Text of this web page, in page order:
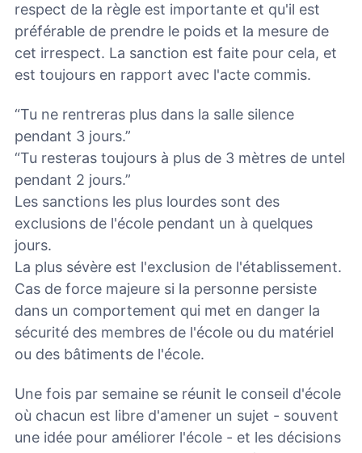
respect de la règle est importante et qu'il est
préférable de prendre le poids et la mesure de
cet irrespect. La sanction est faite pour cela, et
est toujours en rapport avec l'acte commis.
“Tu ne rentreras plus dans la salle silence
pendant 3 jours.”
“Tu resteras toujours à plus de 3 mètres de untel
pendant 2 jours.”
Les sanctions les plus lourdes sont des
exclusions de l'école pendant un à quelques
jours.
La plus sévère est l'exclusion de l'établissement.
Cas de force majeure si la personne persiste
dans un comportement qui met en danger la
sécurité des membres de l'école ou du matériel
ou des bâtiments de l'école.
Une fois par semaine se réunit le conseil d'école
où chacun est libre d'amener un sujet - souvent
une idée pour améliorer l'école - et les décisions